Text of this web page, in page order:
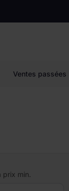
Ventes passées
prix min.